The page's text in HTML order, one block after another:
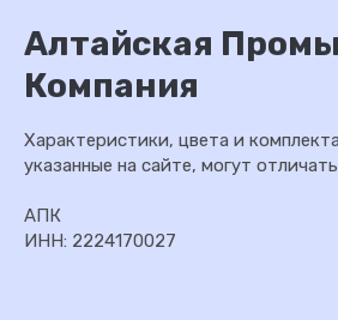
Алтайская
Компания
Характеристики, цвета и
указанные на сайте, могут
АПК
ИНН: 2224170027